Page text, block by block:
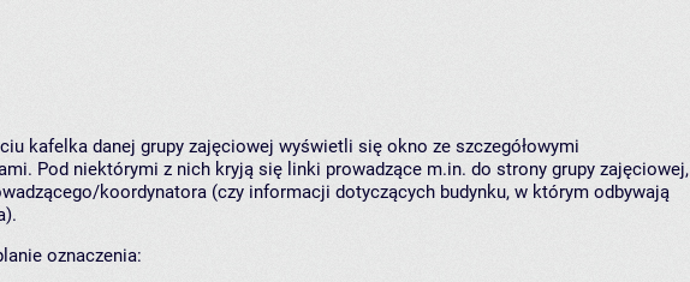
kafelka danej grupy zajęciowej wyświetli się okno ze szczegółowymi
Pod niektórymi z nich kryją się linki prowadzące m.in. do strony grupy zajęciowej,
koordynatora (czy informacji dotyczących budynku, w którym odbywają
oznaczenia: